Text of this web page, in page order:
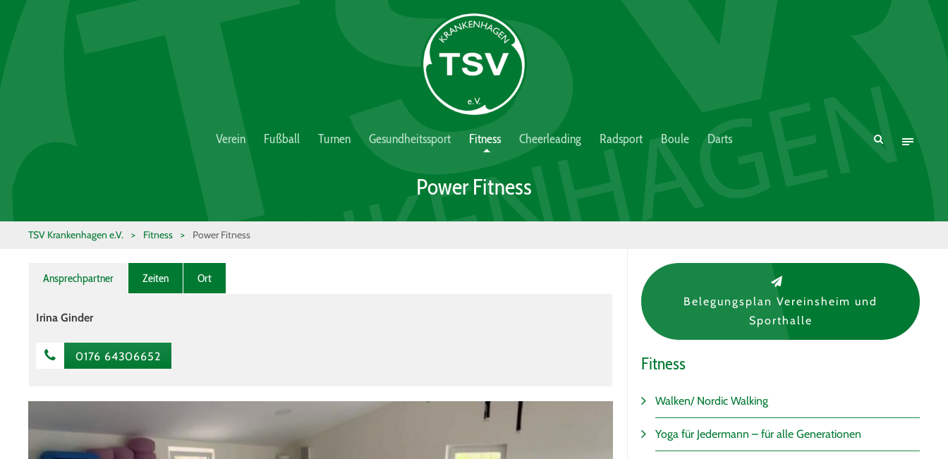
Verein Fußball Turnen Gesundheitssport Fitness Cheerleading Radsport Boule Darts
Power Fitness
TSV Krankenhagen e.V. > Fitness > Power Fitness
Ansprechpartner Zeiten Ort
Irina Ginder
0176 64306652
Belegungsplan Vereinsheim und
Sporthalle
Fitness
Walken/ Nordic Walking
Yoga für Jedermann – für alle Generationen